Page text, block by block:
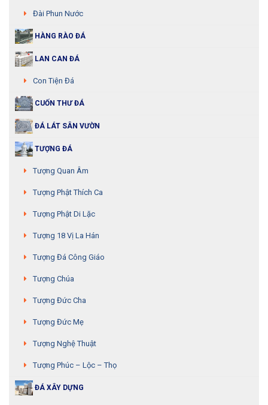
Đài Phun Nước
HÀNG RÀO ĐÁ
LAN CAN ĐÁ
Con Tiện Đá
CUỐN THƯ ĐÁ
ĐÁ LÁT SÂN VƯỜN
TƯỢNG ĐÁ
Tượng Quan Âm
Tượng Phật Thích Ca
Tượng Phật Di Lặc
Tượng 18 Vị La Hán
Tượng Đá Công Giáo
Tượng Chúa
Tượng Đức Cha
Tượng Đức Mẹ
Tượng Nghệ Thuật
Tượng Phúc – Lộc – Thọ
ĐÁ XÂY DỰNG